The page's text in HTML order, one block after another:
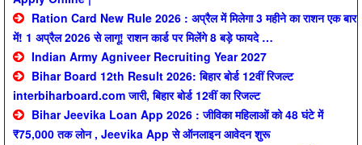
Ration Card New Rule 2026 : अप्रैल में मिलेगा 3 महीने का राशन एक बार
में! 1 अप्रैल 2026 से लागू! राशन कार्ड पर मिलेंगे 8 बड़े फायदे …
Indian Army Agniveer Recruiting Year 2027
Bihar Board 12th Result 2026: बिहार बोर्ड 12वीं रिजल्ट
interbiharboard.com जारी, बिहार बोर्ड 12वीं का रिजल्ट
Bihar Jeevika Loan App 2026 : जीविका महिलाओं को 48 घंटे में
₹75,000 तक लोन , Jeevika App से ऑनलाइन आवेदन शुरू